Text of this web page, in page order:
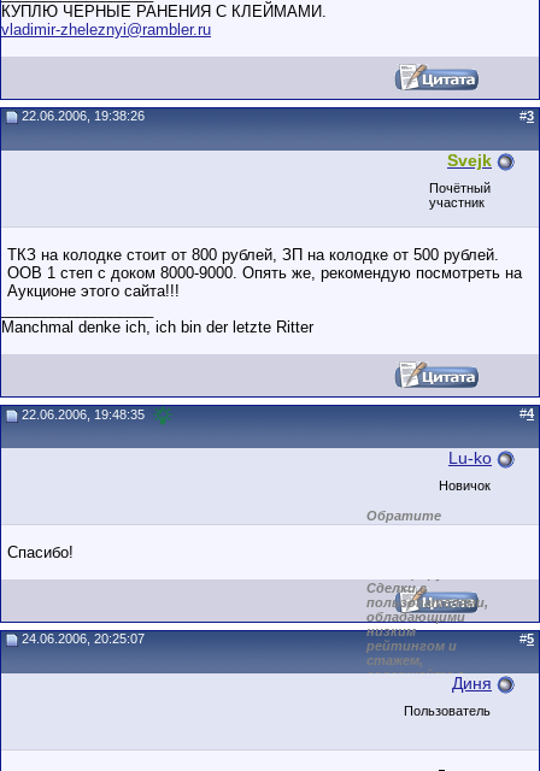
КУПЛЮ ЧЕРНЫЕ РАНЕНИЯ С КЛЕЙМАМИ.
vladimir-zheleznyi@rambler.ru
22.06.2006, 19:38:26 #3
Svejk
Почётный
участник
ТКЗ на колодке стоит от 800 рублей, ЗП на колодке от 500 рублей.
ООВ 1 степ с доком 8000-9000. Опять же, рекомендую посмотреть на
Аукционе этого сайта!!!
Manchmal denke ich, ich bin der letzte Ritter
22.06.2006, 19:48:35 #4
Lu-ko
Новичок
Обратите
внимание на
Сделки с
пользователями,
обладающими
низким
рейтингом и
стажем,
совершайте с
осторожностью!
Спасибо!
24.06.2006, 20:25:07 #5
Диня
Пользователь